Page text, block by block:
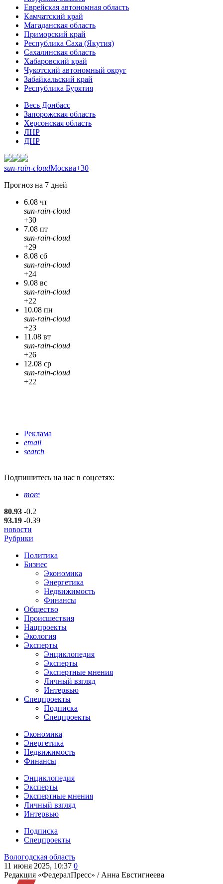
Еврейская автономная область
Камчатский край
Магаданская область
Приморский край
Республика Саха (Якутия)
Сахалинская область
Хабаровский край
Чукотский автономный округ
Забайкальский край
Республика Бурятия
Весь Донбасс
Запорожская область
Херсонская область
ЛНР
ДНР
sun-rain-cloudМосква+30
Прогноз на 7 дней
6.08 чт
sun-rain-cloud
+30
7.08 пт
sun-rain-cloud
+29
8.08 сб
sun-rain-cloud
+24
9.08 вс
sun-rain-cloud
+22
10.08 пн
sun-rain-cloud
+23
11.08 вт
sun-rain-cloud
+26
12.08 ср
sun-rain-cloud
+22
Реклама
email
search
Подпишитесь на нас в соцсетях:
more
80.93 -0.2
93.19 -0.39
новости
Рубрики
Политика
Бизнес
Экономика
Энергетика
Недвижимость
Финансы
Общество
Происшествия
Нацпроекты
Экология
Эксперты
Энциклопедия
Эксперты
Экспертные мнения
Личный взгляд
Интервью
Спецпроекты
Подписка
Спецпроекты
Экономика
Энергетика
Недвижимость
Финансы
Энциклопедия
Эксперты
Экспертные мнения
Личный взгляд
Интервью
Подписка
Спецпроекты
Вологодская область
11 июня 2025, 10:37 0
Редакция «ФедералПресс» / Анна Евстигнеева